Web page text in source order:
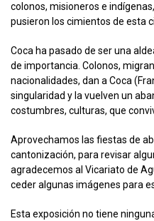
colonos, misioneros e
pusieron los cimientos de esta
Coca ha pasado de ser una
de importancia. Colonos,
nacionalidades, dan a Coca
singularidad y la vuelven un
costumbres, culturas, que
Aprovechamos las fiestas de
cantonización, para revisar
agradecemos al Vicariato de
ceder algunas imágenes para
Esta exposición no tiene